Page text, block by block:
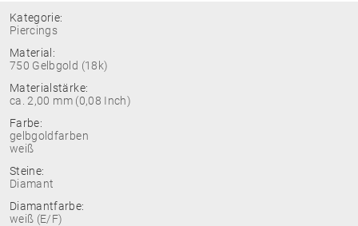
Kategorie:
Piercings
Material:
750 Gelbgold (18k)
Materialstärke:
ca. 2,00 mm (0,08 Inch)
Farbe:
gelbgoldfarben
weiß
Steine:
Diamant
Diamantfarbe:
weiß (E/F)